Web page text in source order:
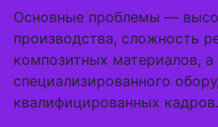
Основные проблемы —
производства, сложность
композитных материалов,
специализированного
квалифицированных кадров.